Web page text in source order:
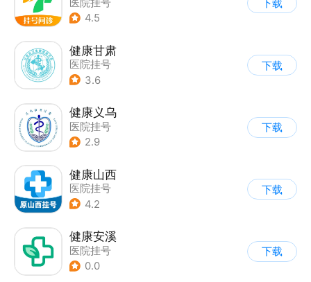
4.5
下载
健康甘肃
医院挂号
3.6
下载
健康义乌
医院挂号
2.9
下载
健康山西
医院挂号
4.2
下载
健康安溪
医院挂号
0.0
下载